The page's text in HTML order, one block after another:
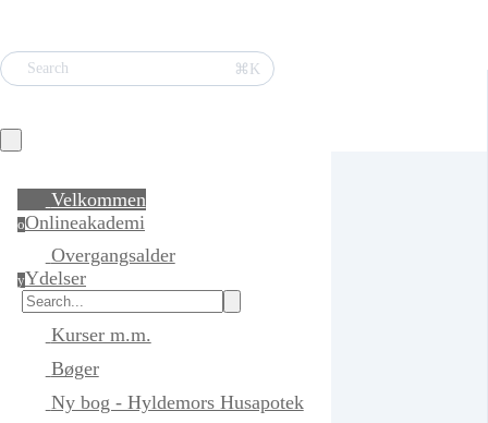
Search ⌘K
Velkommen
oOnlineakademi
Overgangsalder
yYdelser
Kurser m.m.
Bøger
Ny bog - Hyldemors Husapotek